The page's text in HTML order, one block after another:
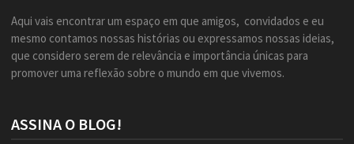
Aqui vais encontrar um espaço em que amigos, convidados e eu
mesmo contamos nossas histórias ou expressamos nossas ideias,
que considero serem de relevância e importância únicas para
promover uma reflexão sobre o mundo em que vivemos.
ASSINA O BLOG!